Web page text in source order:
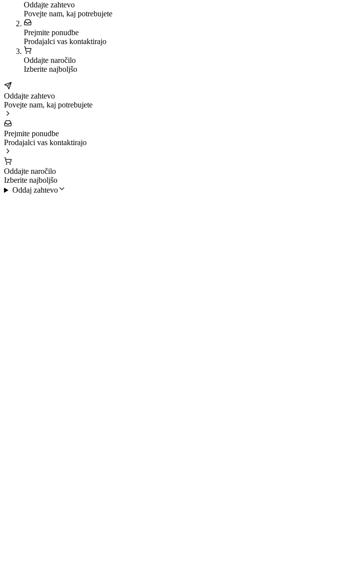
Oddajte zahtevo
Povejte nam, kaj potrebujete
Prejmite ponudbe
Prodajalci vas kontaktirajo
Oddajte naročilo
Izberite najboljšo
Oddajte zahtevo
Povejte nam, kaj potrebujete
Prejmite ponudbe
Prodajalci vas kontaktirajo
Oddajte naročilo
Izberite najboljšo
Oddaj zahtevo